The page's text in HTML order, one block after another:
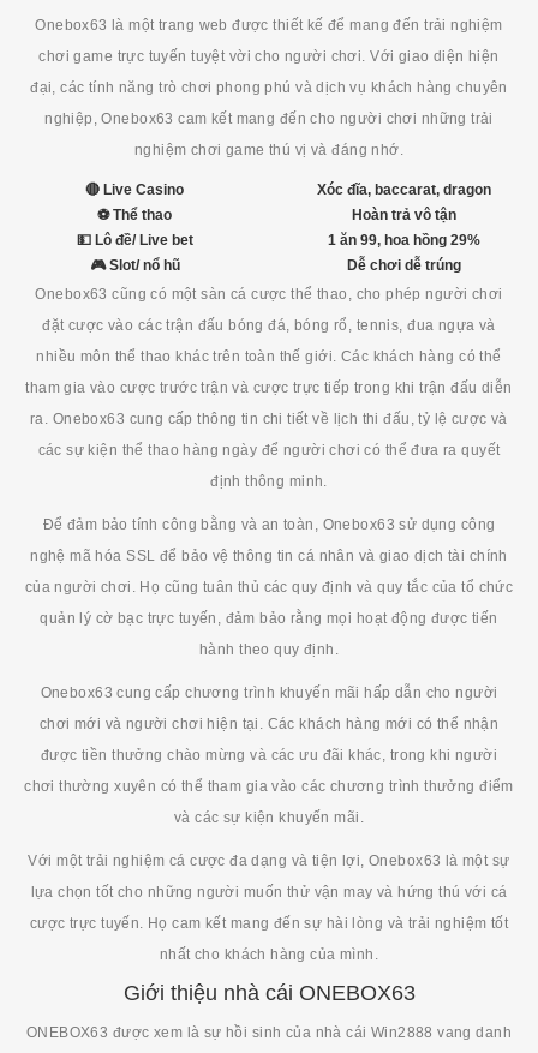
Onebox63 là một trang web được thiết kế để mang đến trải nghiệm
chơi game trực tuyến tuyệt vời cho người chơi. Với giao diện hiện
đại, các tính năng trò chơi phong phú và dịch vụ khách hàng chuyên
nghiệp, Onebox63 cam kết mang đến cho người chơi những trải
nghiệm chơi game thú vị và đáng nhớ.
🔴 Live Casino
Xóc đĩa, baccarat, dragon
⚽ Thể thao
Hoàn trả vô tận
💵 Lô đề/ Live bet
1 ăn 99, hoa hồng 29%
🎮 Slot/ nổ hũ
Dễ chơi dễ trúng
Onebox63 cũng có một sàn cá cược thể thao, cho phép người chơi
đặt cược vào các trận đấu bóng đá, bóng rổ, tennis, đua ngựa và
nhiều môn thể thao khác trên toàn thế giới. Các khách hàng có thể
tham gia vào cược trước trận và cược trực tiếp trong khi trận đấu diễn
ra. Onebox63 cung cấp thông tin chi tiết về lịch thi đấu, tỷ lệ cược và
các sự kiện thể thao hàng ngày để người chơi có thể đưa ra quyết
định thông minh.
Để đảm bảo tính công bằng và an toàn, Onebox63 sử dụng công
nghệ mã hóa SSL để bảo vệ thông tin cá nhân và giao dịch tài chính
của người chơi. Họ cũng tuân thủ các quy định và quy tắc của tổ chức
quản lý cờ bạc trực tuyến, đảm bảo rằng mọi hoạt động được tiến
hành theo quy định.
Onebox63 cung cấp chương trình khuyến mãi hấp dẫn cho người
chơi mới và người chơi hiện tại. Các khách hàng mới có thể nhận
được tiền thưởng chào mừng và các ưu đãi khác, trong khi người
chơi thường xuyên có thể tham gia vào các chương trình thưởng điểm
và các sự kiện khuyến mãi.
Với một trải nghiệm cá cược đa dạng và tiện lợi, Onebox63 là một sự
lựa chọn tốt cho những người muốn thử vận may và hứng thú với cá
cược trực tuyến. Họ cam kết mang đến sự hài lòng và trải nghiệm tốt
nhất cho khách hàng của mình.
Giới thiệu nhà cái ONEBOX63
ONEBOX63 được xem là sự hồi sinh của nhà cái Win2888 vang danh